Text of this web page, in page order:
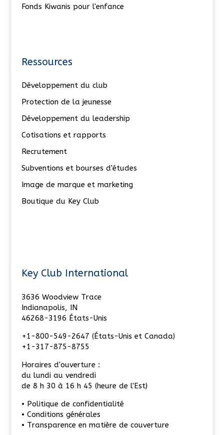
Fonds Kiwanis pour l'enfance
Ressources
Développement du club
Protection de la jeunesse
Développement du leadership
Cotisations et rapports
Recrutement
Subventions et bourses d'études
Image de marque et marketing
Boutique du Key Club
Key Club International
3636 Woodview Trace
Indianapolis, IN
46268-3196 États-Unis
+1-800-549-2647 (États-Unis et Canada)
+1-317-875-8755
Horaires d'ouverture :
du lundi au vendredi
de 8 h 30 à 16 h 45 (heure de l'Est)
• Politique de confidentialité
• Conditions générales
• Transparence en matière de couverture